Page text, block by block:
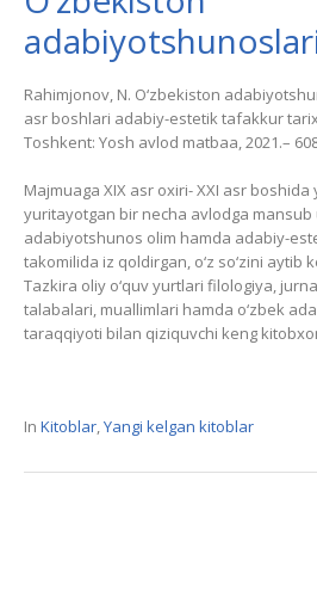
Rahimjonov, N. O‘zbekiston
asr boshlari adabiy-estetik tafakkur
Toshkent: Yosh avlod matbaa, 2021.–
Majmuaga XIX asr oxiri- XXI asr
yuritayotgan bir necha avlodga
adabiyotshunos olim hamda adabiy-
takomilida iz qoldirgan, o‘z so‘zini aytib
Tazkira oliy o‘quv yurtlari filologiya,
talabalari, muallimlari hamda o‘zbek
taraqqiyoti bilan qiziquvchi keng
In Kitoblar,Yangi kelgan kitoblar